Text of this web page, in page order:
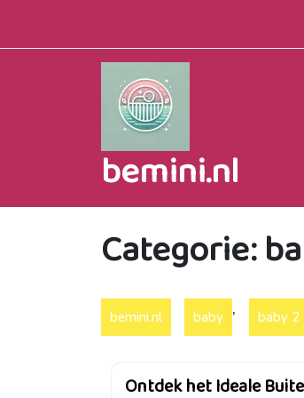
inhoud
bemini.nl
Categorie:
bemini.nl baby , baby 2
Ontdek het Ideale